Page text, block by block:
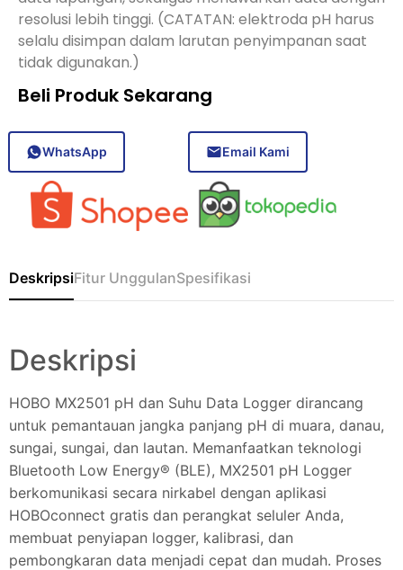
resolusi lebih tinggi. (CATATAN: elektroda pH harus
selalu disimpan dalam larutan penyimpanan saat
tidak digunakan.)
Beli Produk Sekarang
WhatsApp Email Kami
DeskripsiFitur UnggulanSpesifikasi
Deskripsi
HOBO MX2501 pH dan Suhu Data Logger dirancang
untuk pemantauan jangka panjang pH di muara, danau,
sungai, sungai, dan lautan. Memanfaatkan teknologi
Bluetooth Low Energy® (BLE), MX2501 pH Logger
berkomunikasi secara nirkabel dengan aplikasi
HOBOconnect gratis dan perangkat seluler Anda,
membuat penyiapan logger, kalibrasi, dan
pembongkaran data menjadi cepat dan mudah. Proses